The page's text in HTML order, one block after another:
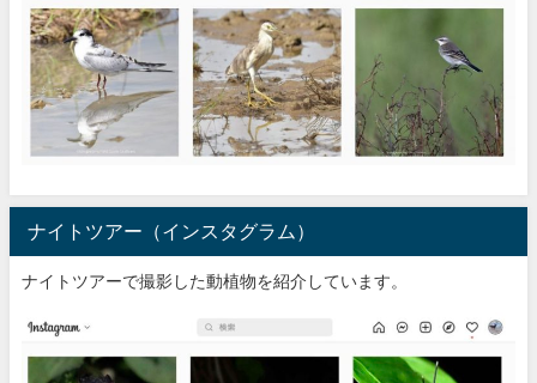
ナイトツアー（インスタグラム）
ナイトツアーで撮影した動植物を紹介しています。